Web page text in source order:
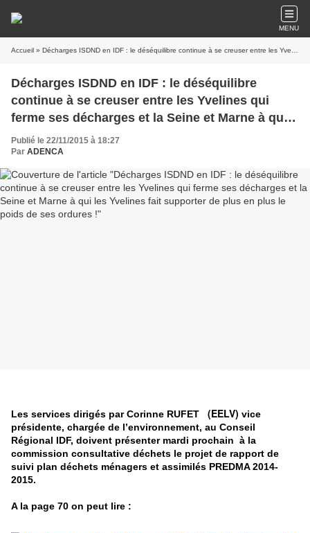
MENU
Accueil » Décharges ISDND en IDF : le déséquilibre continue à se creuser entre les Yvelines qui ferme ses décharges et la Seine et Marne à qui les Yvelines fait supporter de plus en plus le poids de ses ordures !
Décharges ISDND en IDF : le déséquilibre
continue à se creuser entre les Yvelines qui
ferme ses décharges et la Seine et Marne à qui
les Yvelines fait supporter de plus en plus le
poids de ses ordures !
Publié le 22/11/2015 à 18:27
Par ADENCA
Les services dirigés par Corinne RUFET (EELV) vice
présidente, chargée de l’environnement, au Conseil
Régional IDF, doivent présenter mardi prochain à la
commission consultative déchets le projet de rapport de
suivi plan déchets ménagers et assimilés PREDMA 2014-
2015.
A la page 70 on peut lire :